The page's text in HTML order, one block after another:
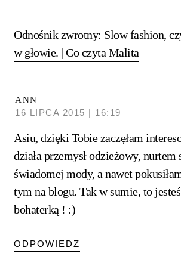
Odnośnik zwrotny: Slow fashion,
w głowie. | Co czyta Malita
ANN
16 LIPCA 2015 | 16:19
Asiu, dzięki Tobie zaczęłam
działa przemysł odzieżowy,
świadomej mody, a nawet
tym na blogu. Tak w sumie, to
bohaterką ! :)
ODPOWIEDZ